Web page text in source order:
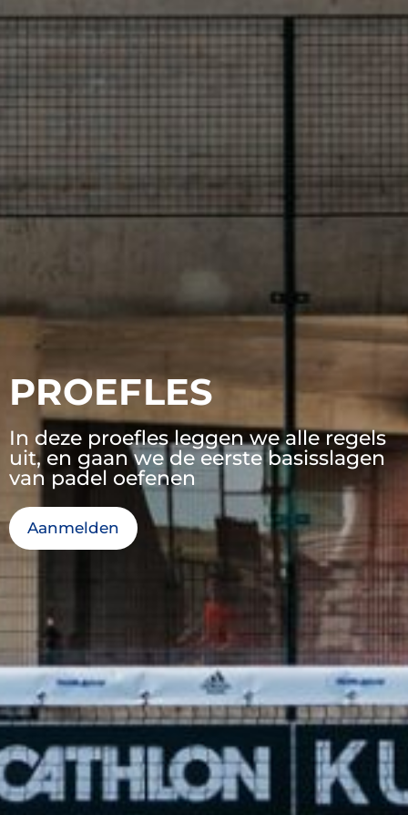
PROEFLES
In deze proefles leggen we alle regels
uit, en gaan we de eerste basisslagen
van padel oefenen
Aanmelden